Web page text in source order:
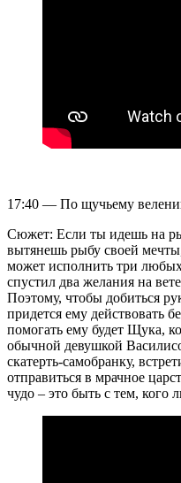
17:40 — По щучьему
Сюжет: Если ты идешь на
вытянешь рыбу своей
может исполнить три
спустил два желания на
Поэтому, чтобы добиться
придется ему действовать
помогать ему будет Щука,
обычной девушкой
скатерть-самобранку,
отправиться в мрачное
чудо – это быть с тем, кого